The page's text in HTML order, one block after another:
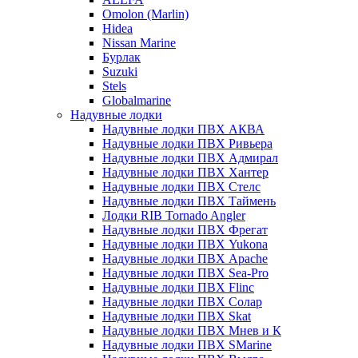
Omolon (Marlin)
Hidea
Nissan Marine
Бурлак
Suzuki
Stels
Globalmarine
Надувные лодки
Надувные лодки ПВХ АКВА
Надувные лодки ПВХ Ривьера
Надувные лодки ПВХ Адмирал
Надувные лодки ПВХ Хантер
Надувные лодки ПВХ Стелс
Надувные лодки ПВХ Таймень
Лодки RIB Tornado Angler
Надувные лодки ПВХ Фрегат
Надувные лодки ПВХ Yukona
Надувные лодки ПВХ Apache
Надувные лодки ПВХ Sea-Pro
Надувные лодки ПВХ Flinc
Надувные лодки ПВХ Солар
Надувные лодки ПВХ Skat
Надувные лодки ПВХ Мнев и К
Надувные лодки ПВХ SMarine